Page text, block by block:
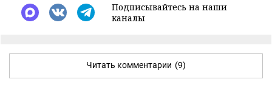
Подписывайтесь на наши
каналы
Читать комментарии (9)